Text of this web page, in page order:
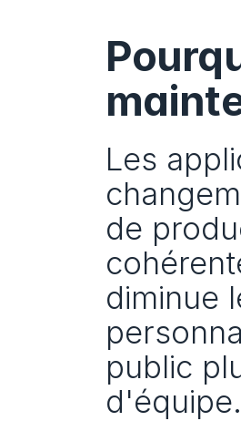
Les
de
diminue
public
d'équipe.